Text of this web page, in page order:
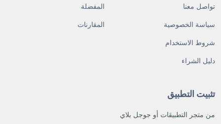
تواصل معنا
سياسة الخصوصية
شروط الاستخدام
دليل الشراء
المفضلة
المقارنات
تثبيت التطبيق
من متجر التطبيقات أو جوجل بلاي